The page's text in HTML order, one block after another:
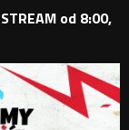
od 8:00,